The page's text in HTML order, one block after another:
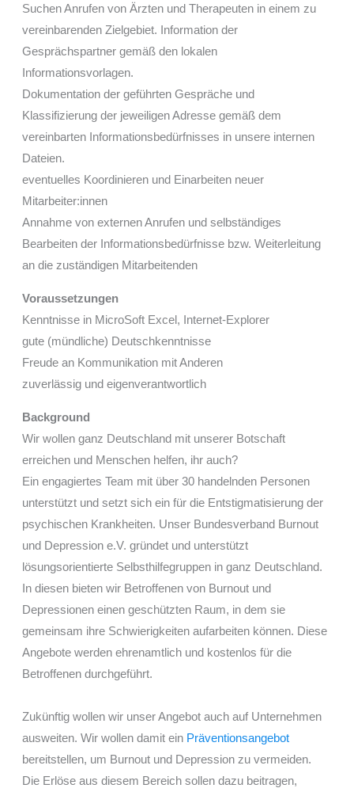
Suchen Anrufen von Ärzten und Therapeuten in einem zu
vereinbarenden Zielgebiet. Information der
Gesprächspartner gemäß den lokalen
Informationsvorlagen.
Dokumentation der geführten Gespräche und
Klassifizierung der jeweiligen Adresse gemäß dem
vereinbarten Informationsbedürfnisses in unsere internen
Dateien.
eventuelles Koordinieren und Einarbeiten neuer
Mitarbeiter:innen
Annahme von externen Anrufen und selbständiges
Bearbeiten der Informationsbedürfnisse bzw. Weiterleitung
an die zuständigen Mitarbeitenden
Voraussetzungen
Kenntnisse in MicroSoft Excel, Internet-Explorer
gute (mündliche) Deutschkenntnisse
Freude an Kommunikation mit Anderen
zuverlässig und eigenverantwortlich
Background
Wir wollen ganz Deutschland mit unserer Botschaft
erreichen und Menschen helfen, ihr auch?
Ein engagiertes Team mit über 30 handelnden Personen
unterstützt und setzt sich ein für die Entstigmatisierung der
psychischen Krankheiten. Unser Bundesverband Burnout
und Depression e.V. gründet und unterstützt
lösungsorientierte Selbsthilfegruppen in ganz Deutschland.
In diesen bieten wir Betroffenen von Burnout und
Depressionen einen geschützten Raum, in dem sie
gemeinsam ihre Schwierigkeiten aufarbeiten können. Diese
Angebote werden ehrenamtlich und kostenlos für die
Betroffenen durchgeführt.
Zukünftig wollen wir unser Angebot auch auf Unternehmen
ausweiten. Wir wollen damit ein Präventionsangebot
bereitstellen, um Burnout und Depression zu vermeiden.
Die Erlöse aus diesem Bereich sollen dazu beitragen,